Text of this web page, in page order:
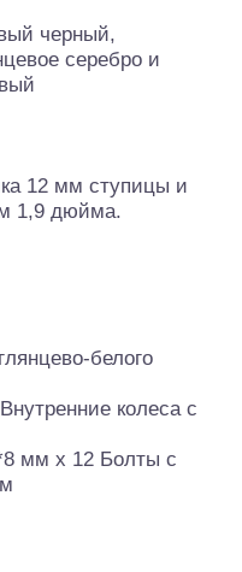
черный,
серебро и
12 мм ступицы и
1,9 дюйма.
белого
колеса с
мм x 12 Болты с